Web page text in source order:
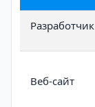
Разработчик
Веб-сайт